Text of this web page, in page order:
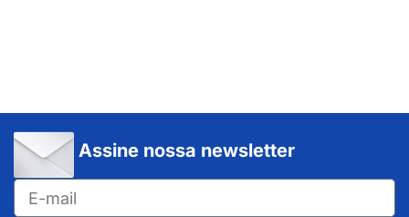
Assine nossa newsletter